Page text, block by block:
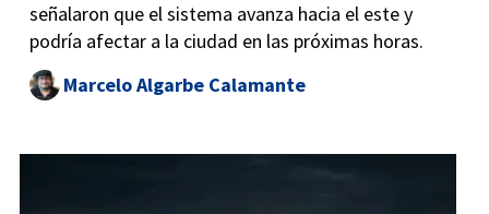
señalaron que el sistema avanza hacia el este y
podría afectar a la ciudad en las próximas horas.
Marcelo Algarbe Calamante